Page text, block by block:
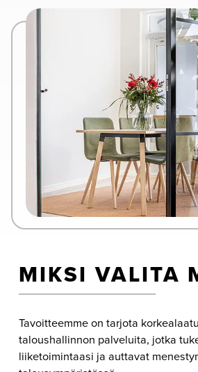
MIKSI VALITA
Tavoitteemme on tarjota
taloushallinnon palveluita, jotka
liiketoimintaasi ja auttavat